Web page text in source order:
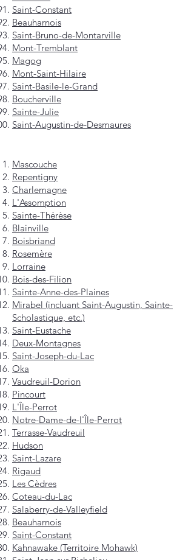
Saint-Constant
Beauharnois
Saint-Bruno-de-Montarville
Mont-Tremblant
Magog
Mont-Saint-Hilaire
Saint-Basile-le-Grand
Boucherville
Sainte-Julie
Saint-Augustin-de-Desmaures
Mascouche
Repentigny
Charlemagne
L'Assomption
Sainte-Thérèse
Blainville
Boisbriand
Rosemère
Lorraine
Bois-des-Filion
Sainte-Anne-des-Plaines
Mirabel (incluant Saint-Augustin, Sainte-
Scholastique, etc.)
Saint-Eustache
Deux-Montagnes
Saint-Joseph-du-Lac
Oka
Vaudreuil-Dorion
Pincourt
L'Île-Perrot
Notre-Dame-de-l'Île-Perrot
Terrasse-Vaudreuil
Hudson
Saint-Lazare
Rigaud
Les Cèdres
Coteau-du-Lac
Salaberry-de-Valleyfield
Beauharnois
Saint-Constant
Kahnawake (Territoire Mohawk)